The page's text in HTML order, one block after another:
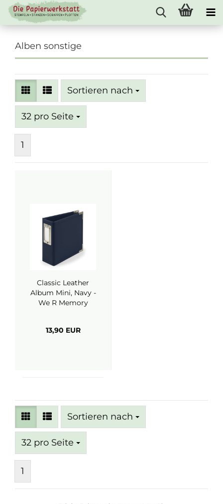
Alben sonstige
Sortieren nach
Sortieren nach
32 pro Seite
pro Seite
1
Classic Leather
Album Mini, Navy -
We R Memory
13,90 EUR
Sortieren nach
Sortieren nach
32 pro Seite
pro Seite
1